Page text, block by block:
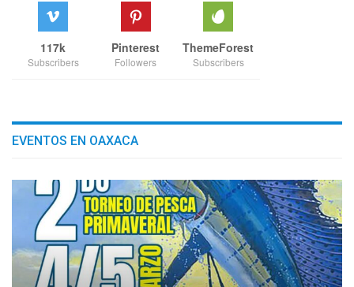
117k
Subscribers
Pinterest
Followers
ThemeForest
Subscribers
EVENTOS EN OAXACA